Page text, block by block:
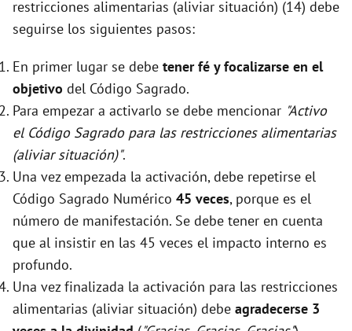
restricciones alimentarias (aliviar situación) (14) debe
seguirse los siguientes pasos:
En primer lugar se debe tener fé y focalizarse en el
objetivo del Código Sagrado.
Para empezar a activarlo se debe mencionar "Activo
el Código Sagrado para las restricciones alimentarias
(aliviar situación)".
Una vez empezada la activación, debe repetirse el
Código Sagrado Numérico 45 veces, porque es el
número de manifestación. Se debe tener en cuenta
que al insistir en las 45 veces el impacto interno es
profundo.
Una vez finalizada la activación para las restricciones
alimentarias (aliviar situación) debe agradecerse 3